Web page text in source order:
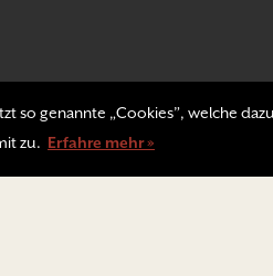
so genannte „Cookies”, welche
zu. Erfahre mehr »